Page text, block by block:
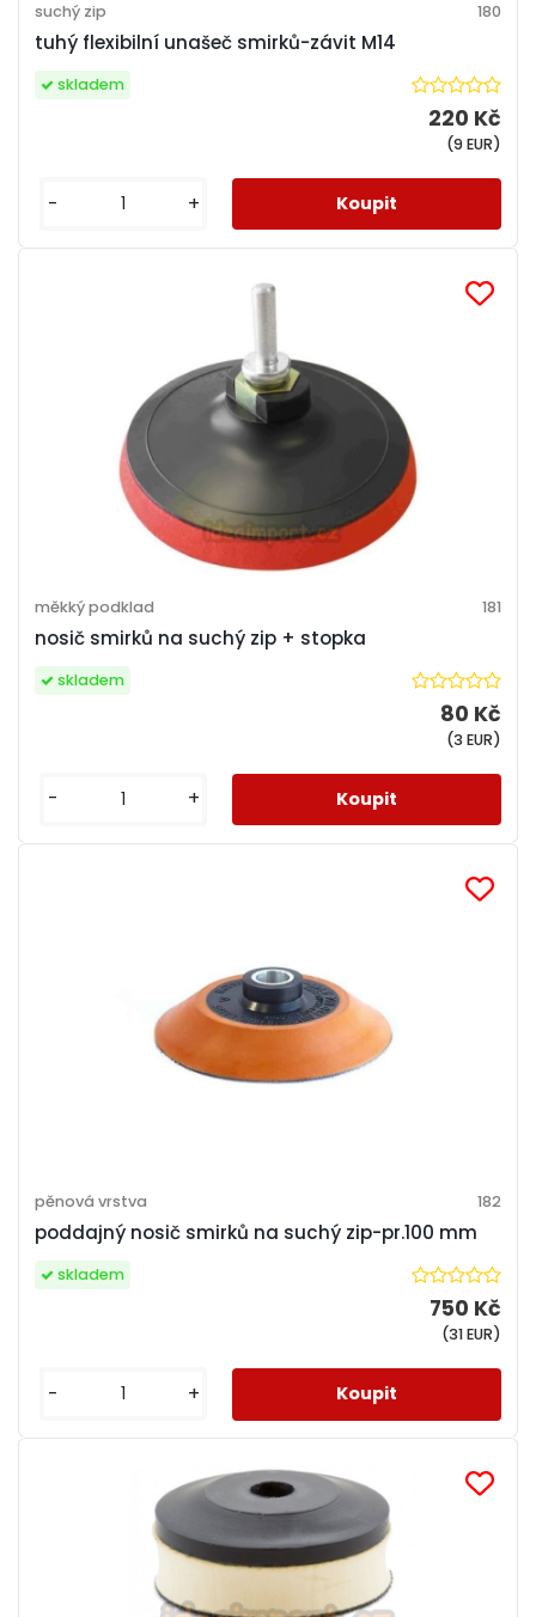
tuhý flexibilní unašeč smirků-závit M14
suchý zip 180
220 Kč
(9 EUR)
skladem
- +
nosič smirků na suchý zip + stopka
měkký podklad 181
80 Kč
(3 EUR)
skladem
- +
poddajný nosič smirků na suchý zip-pr.100 mm
pěnová vrstva 182
750 Kč
(31 EUR)
skladem
- +